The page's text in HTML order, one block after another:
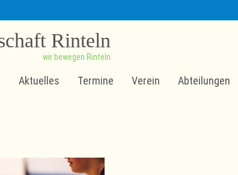
Rinteln
wir bewegen Rinteln
Aktuelles Termine Verein Abteilungen